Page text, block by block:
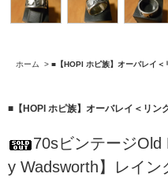
ホーム > ■【HOPI ホピ族】オーバレイ＜
■【HOPI ホピ族】オーバレイ＜リン
70sビンテージOld
y Wadsworth】レイン